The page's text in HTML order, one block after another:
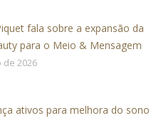
fala sobre a expansão da
para o Meio & Mensagem
de 2026
ativos para melhora do sono